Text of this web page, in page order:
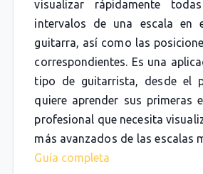
visualizar rápidamente
intervalos de una escala en
guitarra, así como las
correspondientes. Es una
tipo de guitarrista, desde el
quiere aprender sus primeras
profesional que necesita
más avanzados de las escalas
Guía completa